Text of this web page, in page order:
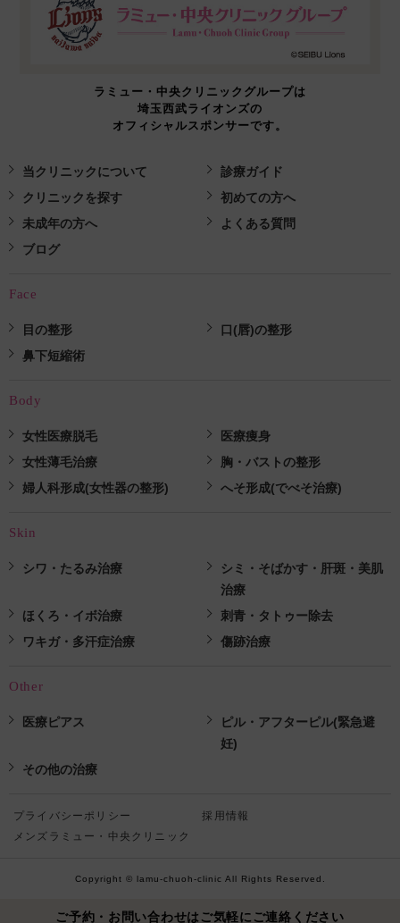
ご予約・お問い合わせはご気軽にご連絡ください
ラミュー・中央クリニックグループは
埼玉西武ライオンズの
オフィシャルスポンサーです。
当クリニックについて
診療ガイド
クリニックを探す
初めての方へ
未成年の方へ
よくある質問
ブログ
Face
目の整形
口(唇)の整形
鼻下短縮術
Body
女性医療脱毛
医療痩身
女性薄毛治療
胸・バストの整形
婦人科形成(女性器の整形)
へそ形成(でべそ治療)
Skin
シワ・たるみ治療
シミ・そばかす・肝斑・美肌
治療
ほくろ・イボ治療
刺青・タトゥー除去
ワキガ・多汗症治療
傷跡治療
Other
医療ピアス
ピル・アフターピル(緊急避
妊)
その他の治療
プライバシーポリシー
採用情報
メンズラミュー・中央クリニック
Copyright © lamu-chuoh-clinic All Rights Reserved.